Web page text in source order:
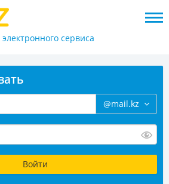
электронного сервиса
@mail.kz